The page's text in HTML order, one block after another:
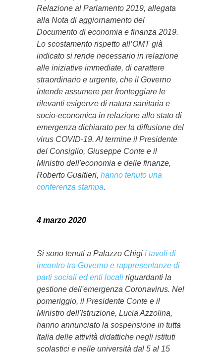
Relazione al Parlamento 2019, allegata
alla Nota di aggiornamento del
Documento di economia e finanza 2019.
Lo scostamento rispetto all’OMT già
indicato si rende necessario in relazione
alle iniziative immediate, di carattere
straordinario e urgente, che il Governo
intende assumere per fronteggiare le
rilevanti esigenze di natura sanitaria e
socio-economica in relazione allo stato di
emergenza dichiarato per la diffusione del
virus COVID-19. Al termine il Presidente
del Consiglio, Giuseppe Conte e il
Ministro dell'economia e delle finanze,
Roberto Gualtieri, hanno tenuto una
conferenza stampa.
4 marzo 2020
Si sono tenuti a Palazzo Chigi i tavoli di
incontro tra Governo e rappresentanze di
parti sociali ed enti locali riguardanti la
gestione dell'emergenza Coronavirus. Nel
pomeriggio, il Presidente Conte e il
Ministro dell'Istruzione, Lucia Azzolina,
hanno annunciato la sospensione in tutta
Italia delle attività didattiche negli istituti
scolastici e nelle università dal 5 al 15